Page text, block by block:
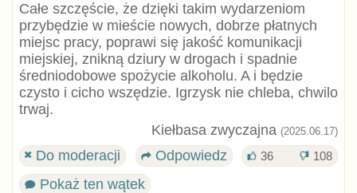
Całe szczęście, że dzięki takim wydarzeniom
przybędzie w mieście nowych, dobrze płatnych
miejsc pracy, poprawi się jakość komunikacji
miejskiej, znikną dziury w drogach i spadnie
średniodobowe spożycie alkoholu. A i będzie
czysto i cicho wszędzie. Igrzysk nie chleba, chwilo
trwaj.
Kiełbasa zwyczajna (2025.06.17)
Do moderacji Odpowiedz 36 108
Pokaż ten wątek